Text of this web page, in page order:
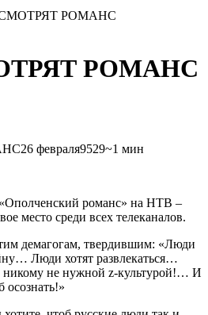
РОМАНС
РОМАНС
февраля9529~1 мин
романс» на НТВ –
место среди всех телеканалов.
демагогам, твердившим: «Люди
Люди хотят развлекаться…
никому не нужной z-культурой!… И
осознать!»